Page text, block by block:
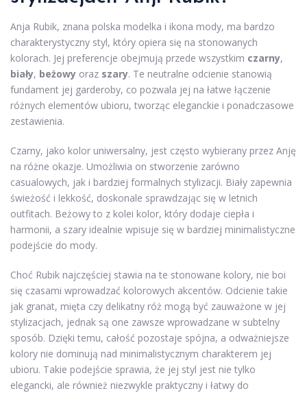
Anja Rubik, znana polska modelka i ikona mody, ma bardzo
charakterystyczny styl, który opiera się na stonowanych
kolorach. Jej preferencje obejmują przede wszystkim czarny,
biały, beżowy oraz szary. Te neutralne odcienie stanowią
fundament jej garderoby, co pozwala jej na łatwe łączenie
różnych elementów ubioru, tworząc eleganckie i ponadczasowe
zestawienia.
Czarny, jako kolor uniwersalny, jest często wybierany przez Anję
na różne okazje. Umożliwia on stworzenie zarówno
casualowych, jak i bardziej formalnych stylizacji. Biały zapewnia
świeżość i lekkość, doskonale sprawdzając się w letnich
outfitach. Beżowy to z kolei kolor, który dodaje ciepła i
harmonii, a szary idealnie wpisuje się w bardziej minimalistyczne
podejście do mody.
Choć Rubik najczęściej stawia na te stonowane kolory, nie boi
się czasami wprowadzać kolorowych akcentów. Odcienie takie
jak granat, mięta czy delikatny róż mogą być zauważone w jej
stylizacjach, jednak są one zawsze wprowadzane w subtelny
sposób. Dzięki temu, całość pozostaje spójna, a odważniejsze
kolory nie dominują nad minimalistycznym charakterem jej
ubioru. Takie podejście sprawia, że jej styl jest nie tylko
elegancki, ale również niezwykle praktyczny i łatwy do